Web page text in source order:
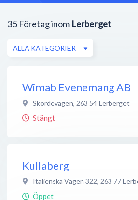
35 Företag inom Lerberget
ALLA KATEGORIER
Wimab Evenemang AB
Skördevägen, 263 54Lerberget
Stängt
Kullaberg
Italienska Vägen 322, 263 77
Öppet